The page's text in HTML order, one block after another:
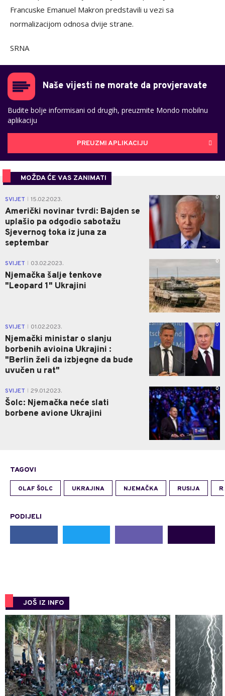
Francuske Emanuel Makron predstavili u vezi sa
normalizacijom odnosa dvije strane.
SRNA
Naše vijesti ne morate da provjeravate
Budite bolje informisani od drugih, preuzmite Mondo mobilnu
aplikaciju
PREUZMI APLIKACIJU
MOŽDA ĆE VAS ZANIMATI
SVIJET 15.02.2023.
Američki novinar tvrdi: Bajden se
uplašio pa odgodio sabotažu
Sjevernog toka iz juna za
septembar
0
SVIJET 03.02.2023.
Njemačka šalje tenkove
"Leopard 1" Ukrajini
0
SVIJET 01.02.2023.
Njemački ministar o slanju
borbenih avioina Ukrajini :
"Berlin želi da izbjegne da bude
uvučen u rat"
0
SVIJET 29.01.2023.
Šolc: Njemačka neće slati
borbene avione Ukrajini
0
TAGOVI
OLAF ŠOLC UKRAJINA NJEMAČKA RUSIJA
PODIJELI
JOŠ IZ INFO
0